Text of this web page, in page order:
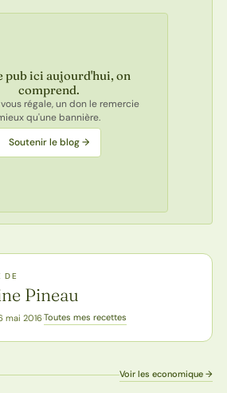
pub ici aujourd'hui, on
comprend.
régale, un don le remercie
qu'une bannière.
Soutenir le blog →
DE
Pineau
mai 2016·Toutes mes recettes
Voir les economique →